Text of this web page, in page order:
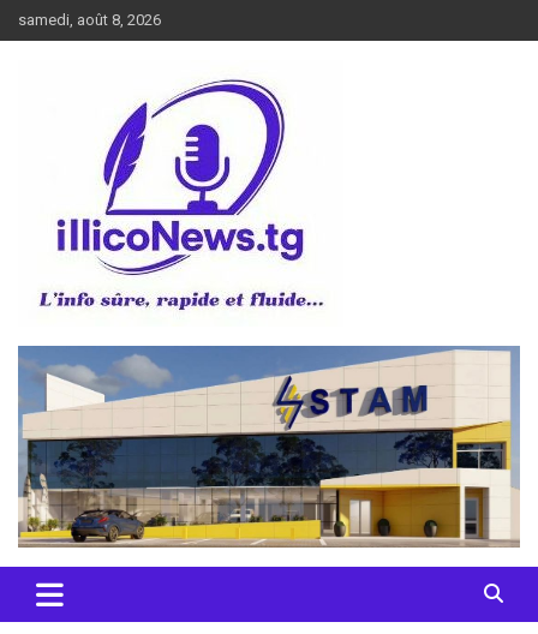
au
samedi, août 8, 2026
illiconews